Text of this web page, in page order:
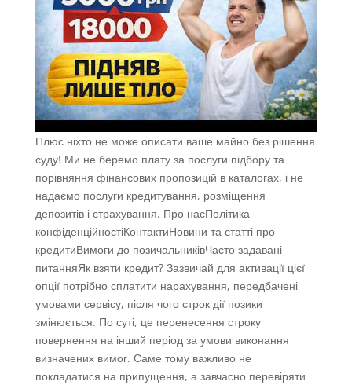
Плюс ніхто не може описати ваше майно без рішення
суду! Ми не беремо плату за послуги підбору та
порівняння фінансових пропозицій в каталогах, і не
надаємо послуги кредитування, розміщення
депозитів і страхування. Про насПолітика
конфіденційностіКонтактиНовини та статті про
кредитиВимоги до позичальниківЧасто задавані
питанняЯк взяти кредит? Зазвичай для активації цієї
опції потрібно сплатити нарахування, передбачені
умовами сервісу, після чого строк дії позики
змінюється. По суті, це перенесення строку
повернення на інший період за умови виконання
визначених вимог. Саме тому важливо не
покладатися на припущення, а завчасно перевіряти